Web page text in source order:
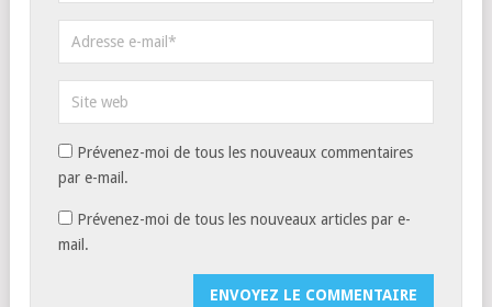
Prévenez-moi de tous les nouveaux commentaires
par e-mail.
Prévenez-moi de tous les nouveaux articles par e-
mail.